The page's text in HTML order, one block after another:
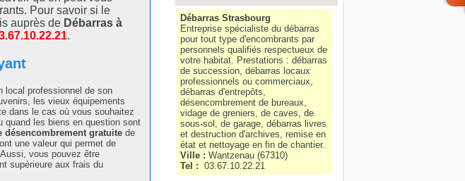
Pour savoir si le
auprès de Débarras à
.
local professionnel de son
les vieux équipements
dans le cas où vous souhaitez
quand les biens en question sont
désencombrement gratuite de
une valeur qui permet de
vous pouvez être
supérieure aux frais du
Débarras Strasbourg
Entreprise spécialiste du débarras
pour tout type d'encombrants par
personnels qualifiés respectueux de
votre habitat. Prestations : débarras
de succession, débarras locaux
professionnels ou commerciaux,
débarras d'entrepôts,
désencombrement de bureaux,
vidage de greniers, de caves, de
sous-sol, de garage, débarras livres
et destruction d'archives, remise en
état et nettoyage en fin de chantier.
Ville : Wantzenau (67310)
Tel : 03.67.10.22.21